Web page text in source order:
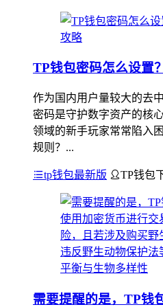
TP钱包密码怎么设置
作为国内用户量较大的去
密码是守护数字资产的核
领域的新手玩家常常陷入
规则？...
tp钱包最新版 TP钱包
需要提醒的是，TP钱